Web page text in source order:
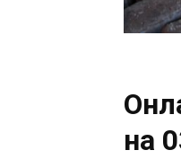
на